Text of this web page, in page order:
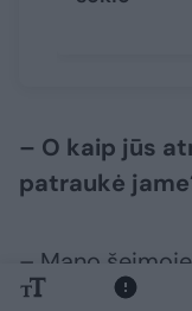
– O kaip jūs
patraukė
– Mano
Medžiotojų